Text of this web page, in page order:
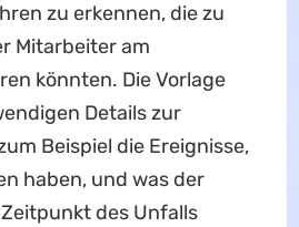
zu erkennen, die zu
Mitarbeiter am
könnten. Die Vorlage
Details zur
Beispiel die Ereignisse,
haben, und was der
des Unfalls